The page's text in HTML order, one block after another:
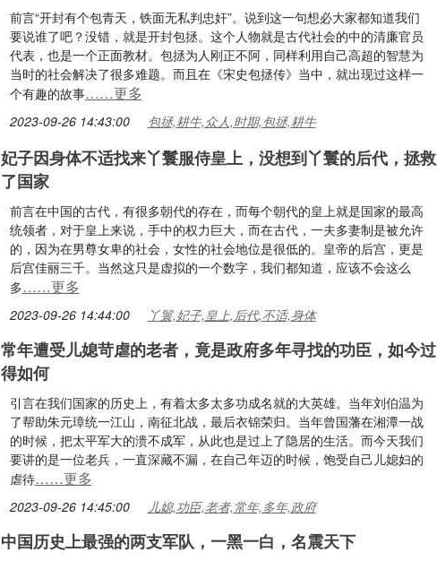
前言“开封有个包青天，铁面无私判忠奸”。说到这一句想必大家都知道我们
要说谁了吧？没错，就是开封包拯。这个人物就是古代社会的中的清廉官员
代表，也是一个正面教材。包拯为人刚正不阿，同样利用自己高超的智慧为
当时的社会解决了很多难题。而且在《宋史包拯传》当中，就出现过这样一
个有趣的故事……更多
2023-09-26 14:43:00 包拯,耕牛,众人,时期,包拯,耕牛
妃子因身体不适找来丫鬟服侍皇上，没想到丫鬟的后代，拯救
了国家
前言在中国的古代，有很多朝代的存在，而每个朝代的皇上就是国家的最高
统领者，对于皇上来说，手中的权力巨大，而在古代，一夫多妻制是被允许
的，因为在男尊女卑的社会，女性的社会地位是很低的。皇帝的后宫，更是
后宫佳丽三千。当然这只是虚拟的一个数字，我们都知道，应该不会这么
多……更多
2023-09-26 14:44:00 丫鬟,妃子,皇上,后代,不适,身体
常年遭受儿媳苛虐的老者，竟是政府多年寻找的功臣，如今过
得如何
引言在我们国家的历史上，有着太多太多功成名就的大英雄。当年刘伯温为
了帮助朱元璋统一江山，南征北战，最后衣锦荣归。当年曾国藩在湘潭一战
的时候，把太平军大的溃不成军，从此也是过上了隐居的生活。而今天我们
要讲的是一位老兵，一直深藏不漏，在自己年迈的时候，饱受自己儿媳妇的
虐待……更多
2023-09-26 14:45:00 儿媳,功臣,老者,常年,多年,政府
中国历史上最强的两支军队，一黑一白，名震天下